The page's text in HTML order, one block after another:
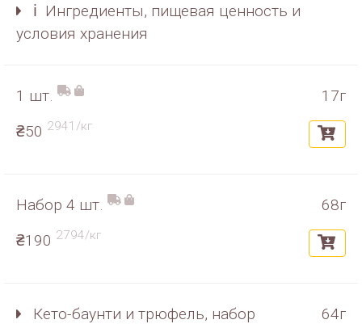
ℹ️ Ингредиенты, пищевая ценность и
условия хранения
1 шт.
17г
₴50 2941/кг
Набор 4 шт.
68г
₴190 2794/кг
Кето-баунти и трюфель, набор
64г